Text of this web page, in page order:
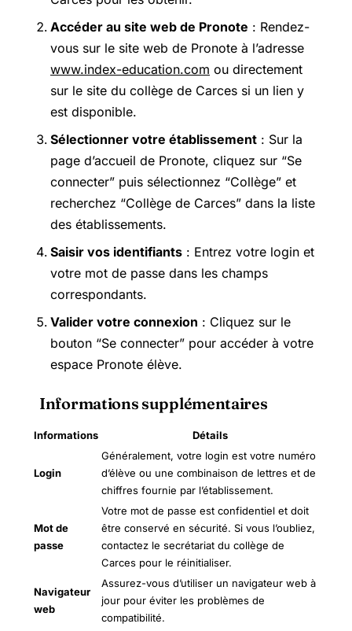
Accéder au site web de Pronote : Rendez-
vous sur le site web de Pronote à l’adresse
www.index-education.com ou directement
sur le site du collège de Carces si un lien y
est disponible.
Sélectionner votre établissement : Sur la
page d’accueil de Pronote, cliquez sur “Se
connecter” puis sélectionnez “Collège” et
recherchez “Collège de Carces” dans la liste
des établissements.
Saisir vos identifiants : Entrez votre login et
votre mot de passe dans les champs
correspondants.
Valider votre connexion : Cliquez sur le
bouton “Se connecter” pour accéder à votre
espace Pronote élève.
Informations supplémentaires
Informations Détails
Login
Généralement, votre login est votre numéro
d’élève ou une combinaison de lettres et de
chiffres fournie par l’établissement.
Mot de
passe
Votre mot de passe est confidentiel et doit
être conservé en sécurité. Si vous l’oubliez,
contactez le secrétariat du collège de
Carces pour le réinitialiser.
Navigateur
web
Assurez-vous d’utiliser un navigateur web à
jour pour éviter les problèmes de
compatibilité.